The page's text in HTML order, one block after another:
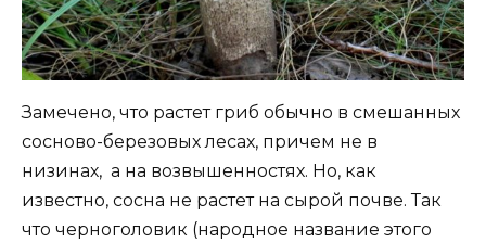
Замечено, что растет гриб обычно в смешанных
сосново-березовых лесах, причем не в
низинах, а на возвышенностях. Но, как
известно, сосна не растет на сырой почве. Так
что черноголовик (народное название этого